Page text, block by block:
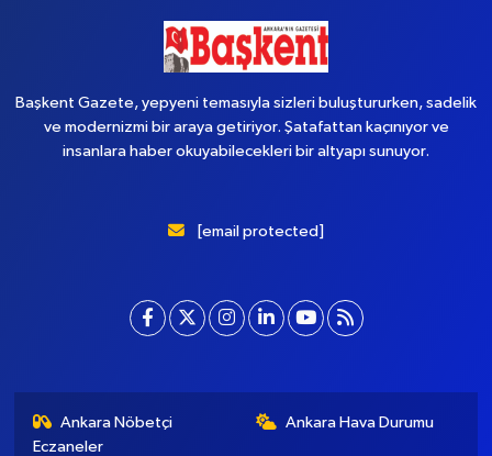
Başkent Gazete, yepyeni temasıyla sizleri buluştururken, sadelik
ve modernizmi bir araya getiriyor. Şatafattan kaçınıyor ve
insanlara haber okuyabilecekleri bir altyapı sunuyor.
[email protected]
Ankara Nöbetçi
Eczaneler
Ankara Hava Durumu